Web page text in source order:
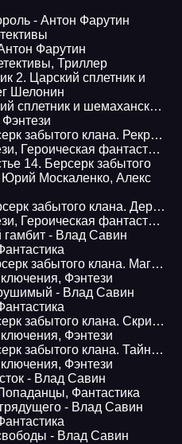
- Антон Фарутин
Фарутин
, Триллер
Царский сплетник 2. Царский сплетник и шемаханская царица - Олег Шелонин
Фэнтези
Не в магии счастье 5. Берсерк забытого клана. Рекруты Магов Руссии - Фракталы потерянных душ - Юрий Москаленко, Алекс Нагорный
, Героическая фантастика
Не в магии счастье 14. Берсерк забытого клана. Держава Владыки - Юрий Москаленко, Алекс Нагорный
, Героическая фантастика
- Влад Савин
Не в магии счастье 11. Берсерк забытого клана. Маги Аномалии Разлома
, Фэнтези
- Влад Савин
Не в магии счастье 4. Берсерк забытого клана. Скрижаль
, Фэнтези
Не в магии счастье 9. Берсерк забытого клана. Тайна Одинокого Бастиона
, Фэнтези
- Влад Савин
, Фантастика
- Влад Савин
- Влад Савин